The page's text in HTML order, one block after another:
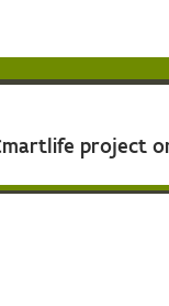
project